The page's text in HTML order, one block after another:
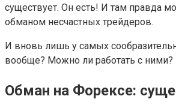
существует. Он есть! И там правда
обманом несчастных трейдеров.
И вновь лишь у самых
вообще? Можно ли работать с ними?
Обман на Форексе: